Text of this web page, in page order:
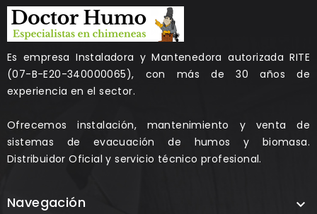
Es empresa Instaladora y Mantenedora autorizada RITE
(07-B-E20-340000065), con más de 30 años de
experiencia en el sector.
Ofrecemos instalación, mantenimiento y venta de
sistemas de evacuación de humos y biomasa.
Distribuidor Oficial y servicio técnico profesional.
Navegación 